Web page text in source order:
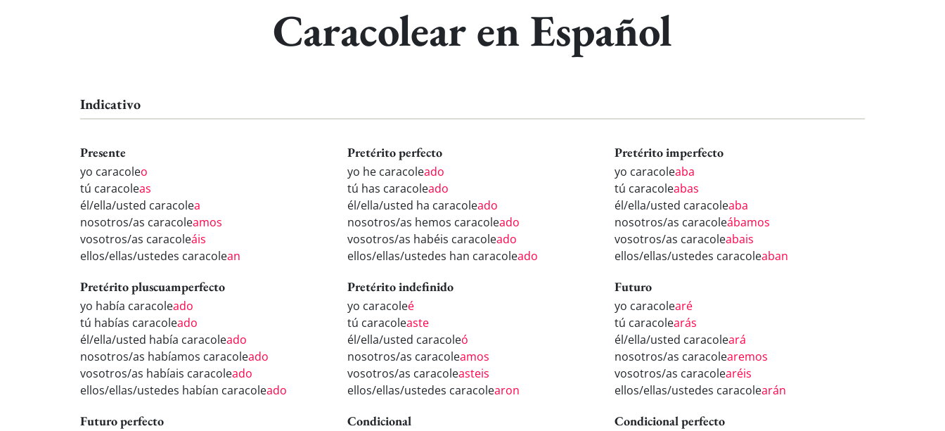
Caracolear en Español
Indicativo
Presente
yo caracoleo
tú caracoleas
él/ella/usted caracolea
nosotros/as caracoleamos
vosotros/as caracoleáis
ellos/ellas/ustedes caracolean
Pretérito perfecto
yo he caracoleado
tú has caracoleado
él/ella/usted ha caracoleado
nosotros/as hemos caracoleado
vosotros/as habéis caracoleado
ellos/ellas/ustedes han caracoleado
Pretérito imperfecto
yo caracoleaba
tú caracoleabas
él/ella/usted caracoleaba
nosotros/as caracoleábamos
vosotros/as caracoleabais
ellos/ellas/ustedes caracoleaban
Pretérito pluscuamperfecto
yo había caracoleado
tú habías caracoleado
él/ella/usted había caracoleado
nosotros/as habíamos caracoleado
vosotros/as habíais caracoleado
ellos/ellas/ustedes habían caracoleado
Pretérito indefinido
yo caracoleé
tú caracoleaste
él/ella/usted caracoleó
nosotros/as caracoleamos
vosotros/as caracoleasteis
ellos/ellas/ustedes caracolearon
Futuro
yo caracolearé
tú caracolearás
él/ella/usted caracoleará
nosotros/as caracolearemos
vosotros/as caracolearéis
ellos/ellas/ustedes caracolearán
Futuro perfecto Condicional Condicional perfecto